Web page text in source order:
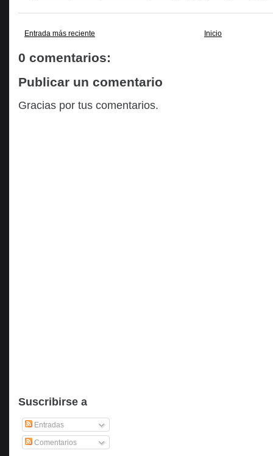
Entrada más reciente Inicio
0 comentarios:
Publicar un comentario
Gracias por tus comentarios.
Suscribirse a
Entradas
Comentarios